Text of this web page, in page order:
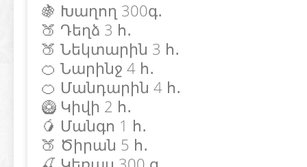
🍇 Խաղող 300գ․
🍑 Դեղձ 3 հ․
🍑 Նեկտարին 3 հ․
🍊 Նարինջ 4 հ․
🍊 Մանդարին 4 հ․
🥝 Կիվի 2 հ․
🥭 Մանգո 1 հ․
🍑 Ծիրան 5 հ․